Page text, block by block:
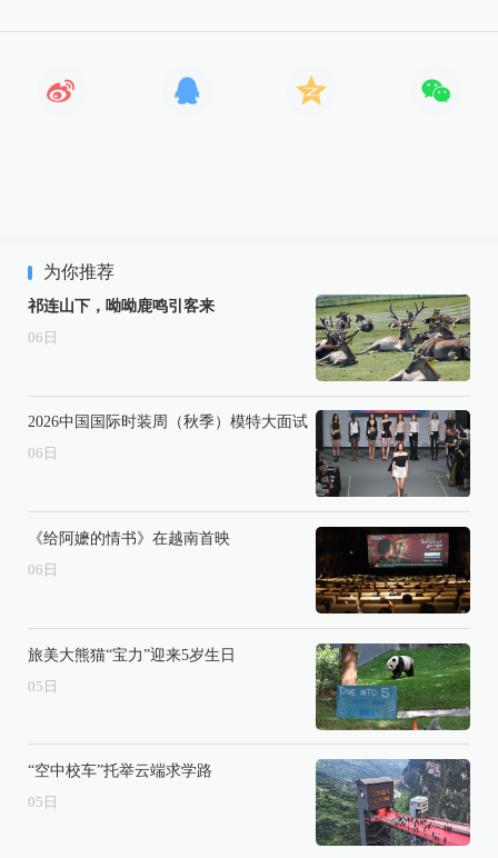
为你推荐
祁连山下，呦呦鹿鸣引客来
06 日
2026中国国际时装周（秋季）模特大面试
06 日
《给阿嬷的情书》在越南首映
06 日
旅美大熊猫“宝力”迎来5岁生日
05 日
“空中校车”托举云端求学路
05 日